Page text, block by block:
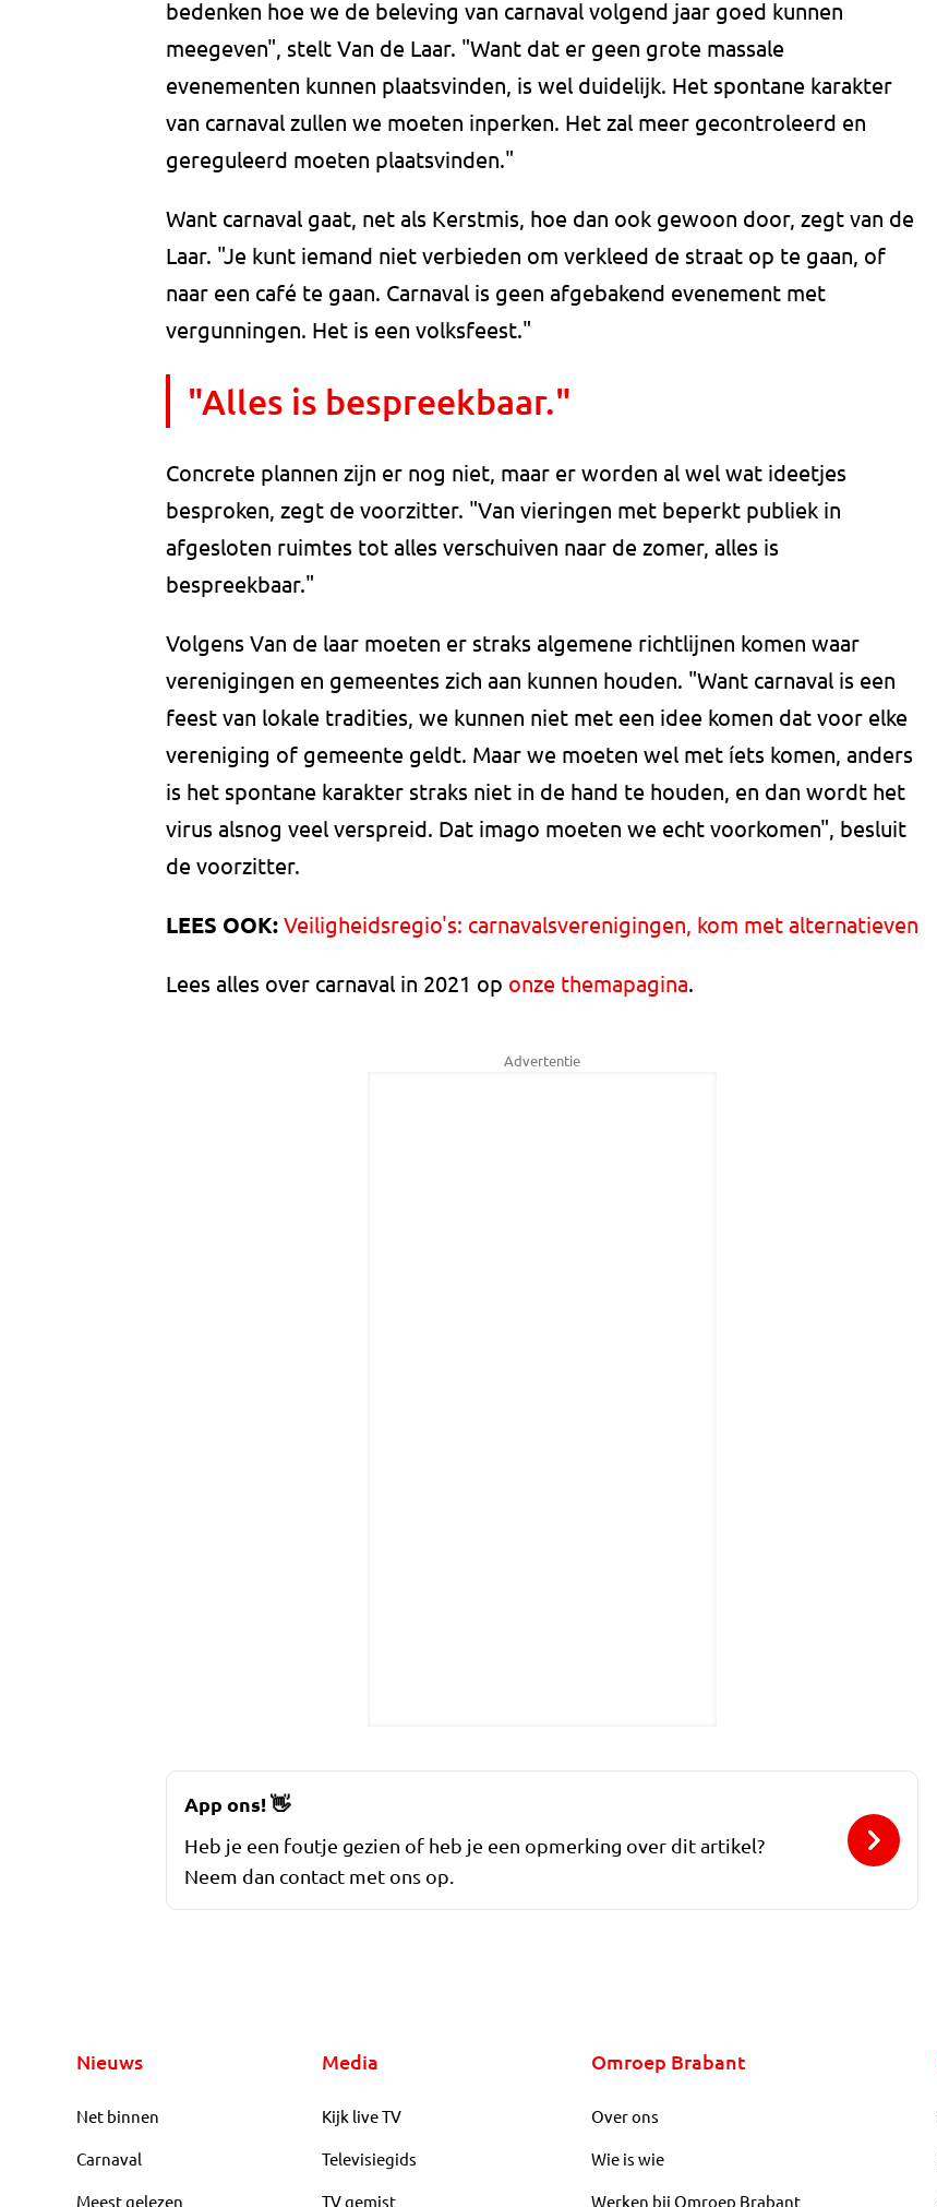
bedenken hoe we de beleving van carnaval volgend jaar goed kunnen
meegeven", stelt Van de Laar. "Want dat er geen grote massale
evenementen kunnen plaatsvinden, is wel duidelijk. Het spontane karakter
van carnaval zullen we moeten inperken. Het zal meer gecontroleerd en
gereguleerd moeten plaatsvinden."
Want carnaval gaat, net als Kerstmis, hoe dan ook gewoon door, zegt van de
Laar. "Je kunt iemand niet verbieden om verkleed de straat op te gaan, of
naar een café te gaan. Carnaval is geen afgebakend evenement met
vergunningen. Het is een volksfeest."
"Alles is bespreekbaar."
Concrete plannen zijn er nog niet, maar er worden al wel wat ideetjes
besproken, zegt de voorzitter. "Van vieringen met beperkt publiek in
afgesloten ruimtes tot alles verschuiven naar de zomer, alles is
bespreekbaar."
Volgens Van de laar moeten er straks algemene richtlijnen komen waar
verenigingen en gemeentes zich aan kunnen houden. "Want carnaval is een
feest van lokale tradities, we kunnen niet met een idee komen dat voor elke
vereniging of gemeente geldt. Maar we moeten wel met íets komen, anders
is het spontane karakter straks niet in de hand te houden, en dan wordt het
virus alsnog veel verspreid. Dat imago moeten we echt voorkomen", besluit
de voorzitter.
LEES OOK: Veiligheidsregio's: carnavalsverenigingen, kom met alternatieven
Lees alles over carnaval in 2021 op onze themapagina.
Advertentie
App ons!👋
Heb je een foutje gezien of heb je een opmerking over dit artikel?
Neem dan contact met ons op.
Nieuws
Net binnen
Carnaval
Meest gelezen
Media
Kijk live TV
Televisiegids
TV gemist
Omroep Brabant
Over ons
Wie is wie
Werken bij Omroep Brabant